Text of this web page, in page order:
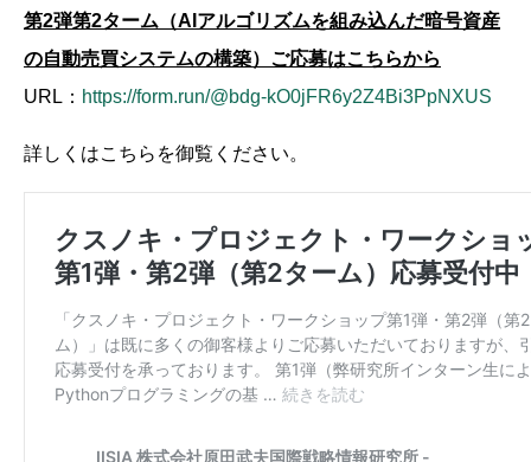
第2弾第2ターム（AIアルゴリズムを組み込んだ暗号資産
の自動売買システムの構築）ご応募はこちらから
URL： https://form.run/@bdg-kO0jFR6y2Z4Bi3PpNXUS
詳しくはこちらを御覧ください。